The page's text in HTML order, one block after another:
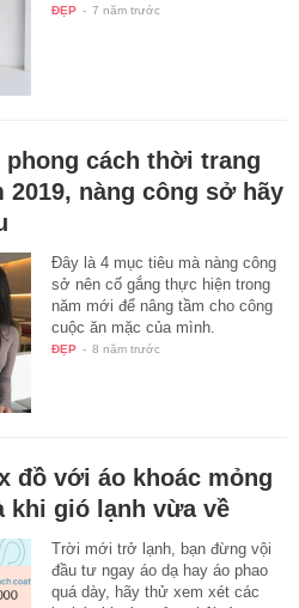
ĐẸP - 7 năm trước
cách thời trang
nàng công sở hãy
Đây là 4 mục tiêu mà nàng công
sở nên cố gắng thực hiện trong
năm mới để nâng tầm cho công
cuộc ăn mặc của mình.
ĐẸP - 8 năm trước
đồ với áo khoác mỏng
khi gió lạnh vừa về
Trời mới trở lạnh, bạn đừng vội
đầu tư ngay áo dạ hay áo phao
quá dày, hãy thử xem xét các